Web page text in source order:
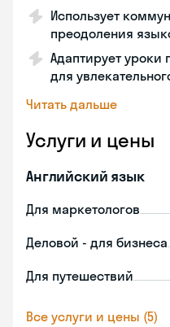
Использует
преодоления
Адаптирует уроки
для
Читать дальше
Услуги и цены
Английский язык
Для маркетологов
Деловой - для бизнеса
Для путешествий
Все услуги и цены (5)